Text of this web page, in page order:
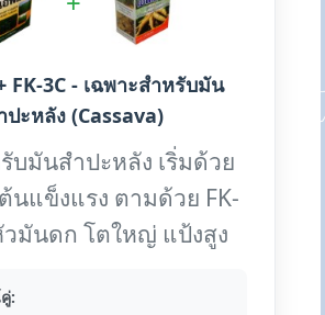
FK-3C - เฉพาะสำหรับมัน
ปะหลัง (Cassava)
บมันสำปะหลัง เริ่มด้วย
นแข็งแรง ตามด้วย FK-
วมันดก โตใหญ่ แป้งสูง
: